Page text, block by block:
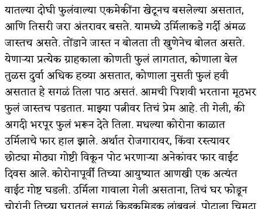
यातल्या दोघी फुलंवाल्या एकमेकींना खेटूनच बसलेल्या असतात,
आणि तिसरी जरा अंतरावर बसते. यामध्ये उर्मिलाकडे गर्दी अंमळ
जास्तच असते. तोंडाने जास्त न बोलता ती खुणेनेच बोलत असते.
येणाऱ्या प्रत्येक ग्राहकाला कोणती फुलं लागतात, कोणाला बेल
तुळस दुर्वा अधिक हव्या असतात, कोणाला नुसती फुलं हवी
असतात हे सगळं तिला पाठ असतं. आमची पिशवी भरताना मूठभर
फुलं जास्तच पडतात. माझ्या पत्नीवर तिचं प्रेम आहे. ती गेली, की
अगदी भरपूर फुलं भरून देते तिला. मधल्या कोरोना काळात
उर्मिलाचे फार हाल झाले. अर्थात रोजगारावर, किंवा रस्त्यावर
छोट्या मोठ्या गोष्टी विकून पोट भरणाऱ्या अनेकांवर फार वाईट
दिवस आले. कोरोनापूर्वी तिच्या आयुष्यात आणखी एक अत्यंत
वाईट गोष्ट घडली. उर्मिला गावाला गेली असताना, तिचं घर फोडून